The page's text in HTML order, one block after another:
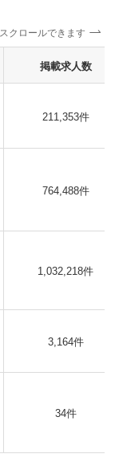
スクロールできます
掲載求人数
211,353件
764,488件
1,032,218件
3,164件
34件